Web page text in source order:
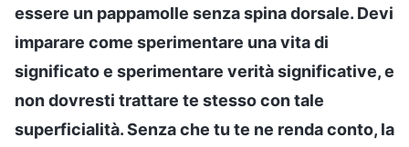
essere un pappamolle senza spina dorsale. Devi
imparare come sperimentare una vita di
significato e sperimentare verità significative, e
non dovresti trattare te stesso con tale
superficialità. Senza che tu te ne renda conto, la